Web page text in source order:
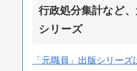
行政処分集計など
シリーズ
「元職員」出版シリーズ